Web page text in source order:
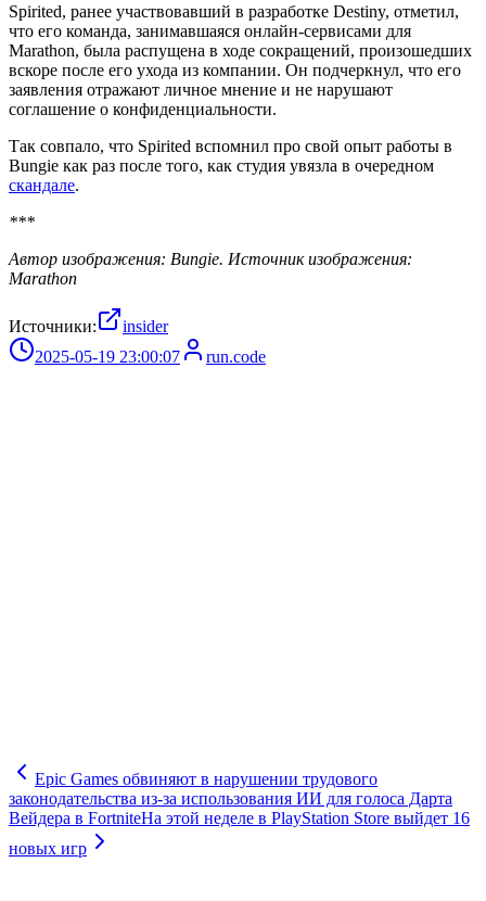
Spirited, ранее участвовавший в разработке Destiny, отметил,
что его команда, занимавшаяся онлайн-сервисами для
Marathon, была распущена в ходе сокращений, произошедших
вскоре после его ухода из компании. Он подчеркнул, что его
заявления отражают личное мнение и не нарушают
соглашение о конфиденциальности.
Так совпало, что Spirited вспомнил про свой опыт работы в
Bungie как раз после того, как студия увязла в очередном
скандале.
***
Автор изображения: Bungie. Источник изображения:
Marathon
Источники:
insider
2025-05-19 23:00:07
run.code
Epic Games обвиняют в нарушении трудового
законодательства из-за использования ИИ для голоса Дарта
Вейдера в FortniteНа этой неделе в PlayStation Store выйдет 16
новых игр